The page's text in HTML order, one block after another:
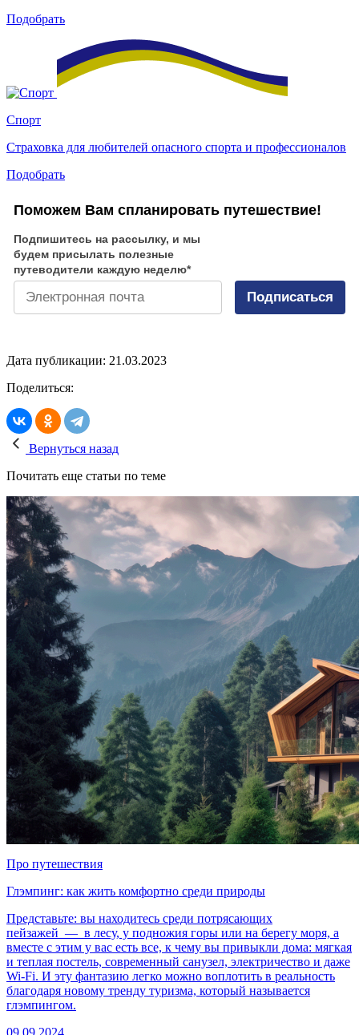
Подобрать
Спорт
Страховка для любителей опасного спорта и профессионалов
Подобрать
Поможем Вам спланировать путешествие!
Подпишитесь на рассылку, и мы
будем присылать полезные
путеводители каждую неделю*
Подписаться
Дата публикации: 21.03.2023
Поделиться:
Вернуться назад
Почитать еще статьи по теме
Про путешествия
Глэмпинг: как жить комфортно среди природы
Представьте: вы находитесь среди потрясающих
пейзажей — в лесу, у подножия горы или на берегу моря, а
вместе с этим у вас есть все, к чему вы привыкли дома: мягкая
и теплая постель, современный санузел, электричество и даже
Wi-Fi. И эту фантазию легко можно воплотить в реальность
благодаря новому тренду туризма, который называется
глэмпингом.